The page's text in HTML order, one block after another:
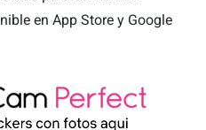
en App Store y Google